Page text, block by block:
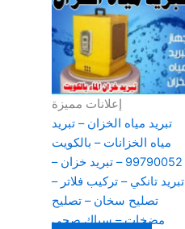
إعلانات مميزة
تبريد مياه الخزان – تبريد
مياه الخزانات – بالكويت
99790052 – تبريد خزان –
تبريد تانكي – تركيب فلاتر –
تصليح سخان – تصليح
مضخات – سباك صحي